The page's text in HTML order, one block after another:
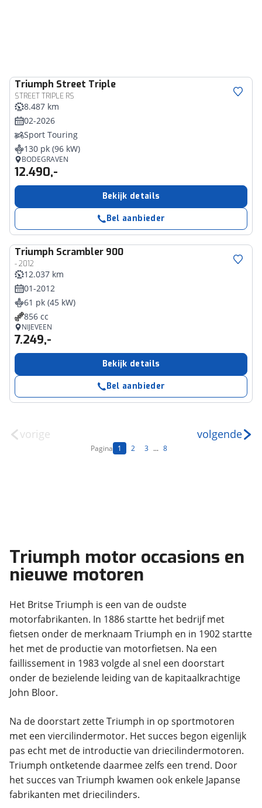
Triumph Street Triple
STREET TRIPLE RS
8.487 km
02-2026
Sport Touring
130 pk (96 kW)
BODEGRAVEN
12.490,-
Bekijk details
Bel aanbieder
Triumph Scrambler 900
- 2012
12.037 km
01-2012
61 pk (45 kW)
856 cc
NIJEVEEN
7.249,-
Bekijk details
Bel aanbieder
vorige
Pagina 1 2 3 ... 8
volgende
Triumph motor occasions en
nieuwe motoren
Het Britse Triumph is een van de oudste
motorfabrikanten. In 1886 startte het bedrijf met
fietsen onder de merknaam Triumph en in 1902 startte
het met de productie van motorfietsen. Na een
faillissement in 1983 volgde al snel een doorstart
onder de bezielende leiding van de kapitaalkrachtige
Na de doorstart zette Triumph in op sportmotoren
met een viercilindermotor. Het succes begon eigenlijk
pas echt met de introductie van driecilindermotoren.
Triumph ontketende daarmee zelfs een trend. Door
het succes van Triumph kwamen ook enkele Japanse
fabrikanten met driecilinders.